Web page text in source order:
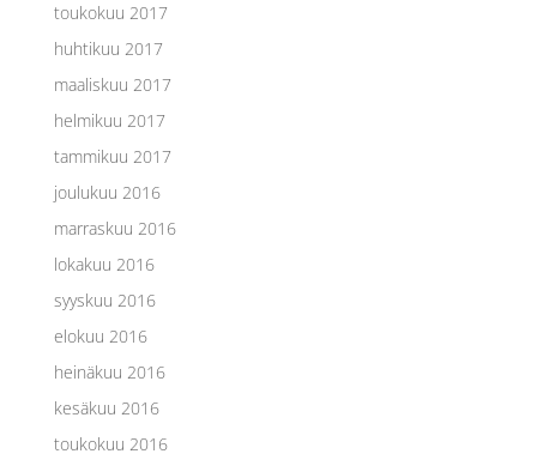
toukokuu 2017
huhtikuu 2017
maaliskuu 2017
helmikuu 2017
tammikuu 2017
joulukuu 2016
marraskuu 2016
lokakuu 2016
syyskuu 2016
elokuu 2016
heinäkuu 2016
kesäkuu 2016
toukokuu 2016